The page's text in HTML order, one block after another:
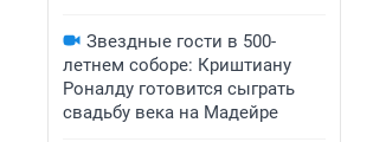
Звездные гости в 500-
летнем соборе: Криштиану
Роналду готовится сыграть
свадьбу века на Мадейре